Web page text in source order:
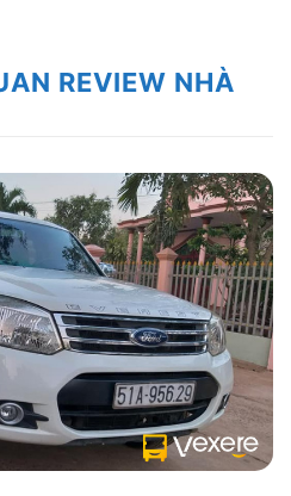
REVIEW NHÀ